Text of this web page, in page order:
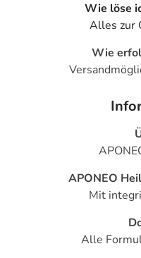
Wie löse
Alles zur
Wie
APONEO
Mit
Alle